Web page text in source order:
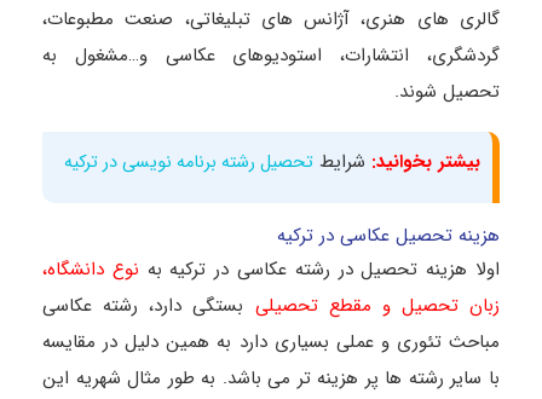
گالری های هنری، آژانس های تبلیغاتی، صنعت مطبوعات،
گردشگری، انتشارات، استودیوهای عکاسی و…مشغول به
تحصیل شوند.
بیشتر بخوانید: شرایط تحصیل رشته برنامه نویسی در ترکیه
هزینه تحصیل عکاسی در ترکیه
اولا هزینه تحصیل در رشته عکاسی در ترکیه به نوع دانشگاه،
زبان تحصیل و مقطع تحصیلی بستگی دارد، رشته عکاسی
مباحث تئوری و عملی بسیاری دارد به همین دلیل در مقایسه
با سایر رشته ها پر هزینه تر می باشد. به طور مثال شهریه این